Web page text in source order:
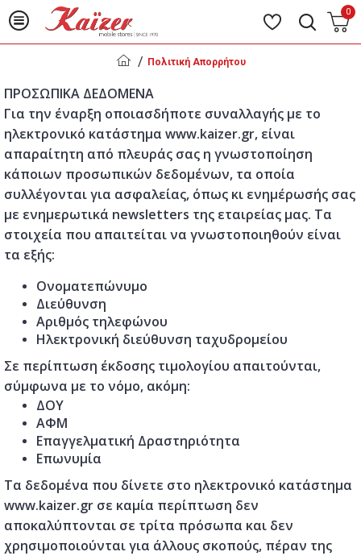
0
Πολιτική Απορρήτου
ΠΡΟΣΩΠΙΚΑ ΔΕΔΟΜΕΝΑ
Για την έναρξη οποιασδήποτε συναλλαγής με το
ηλεκτρονικό κατάστημα www.kaizer.gr, είναι
απαραίτητη από πλευράς σας η γνωστοποίηση
κάποιων προσωπικών δεδομένων, τα οποία
συλλέγονται για ασφαλείας, όπως κι ενημέρωσής σας
με ενημερωτικά newsletters της εταιρείας μας. Τα
στοιχεία που απαιτείται να γνωστοποιηθούν είναι
τα εξής:
Ονοματεπώνυμο
Διεύθυνση
Αριθμός τηλεφώνου
Ηλεκτρονική διεύθυνση ταχυδρομείου
Σε περίπτωση έκδοσης τιμολογίου απαιτούνται,
σύμφωνα με το νόμο, ακόμη:
ΔΟΥ
ΑΦΜ
Επαγγελματική Δραστηριότητα
Επωνυμία
Τα δεδομένα που δίνετε στο ηλεκτρονικό κατάστημα
www.kaizer.gr σε καμία περίπτωση δεν
αποκαλύπτονται σε τρίτα πρόσωπα και δεν
χρησιμοποιούνται για άλλους σκοπούς, πέραν της